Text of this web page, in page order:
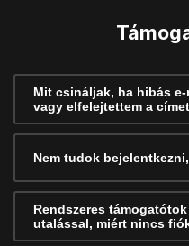
Mit csináljak, ha hibás
vagy elfelejtettem a
Nem tudok
Rendszeres
utalással, miért nincs